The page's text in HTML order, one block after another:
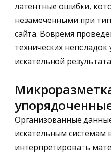
латентные ошибки,
незамеченными при
сайта. Вовремя
технических
искательной
Организованные
искательным системам
интерпретировать